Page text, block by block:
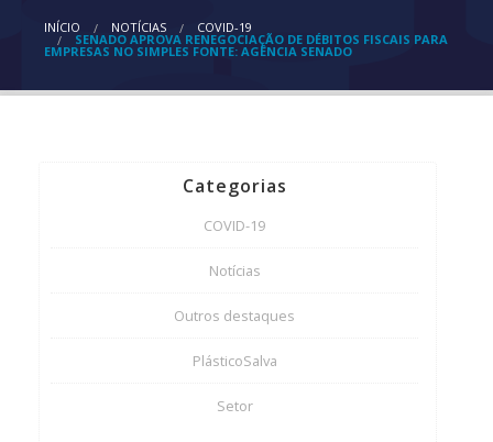
INÍCIO NOTÍCIAS COVID-19
SENADO APROVA RENEGOCIAÇÃO DE DÉBITOS FISCAIS PARA
EMPRESAS NO SIMPLES FONTE: AGÊNCIA SENADO
Categorias
COVID-19
Notícias
Outros destaques
PlásticoSalva
Setor